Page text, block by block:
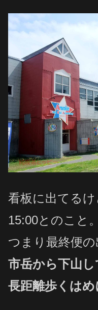
看板に出てる
15:00とのこと。
つまり最終便の
市岳から下山
長距離歩くはめ